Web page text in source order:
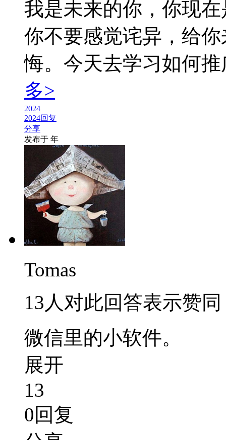
我是未来的你，你现
你不要感觉诧异，给
悔。今天去学习如何
多>
2024
2024回复
分享
发布于 年
Tomas
13人对此回答表示赞同
微信里的小软件。
展开
13
0回复